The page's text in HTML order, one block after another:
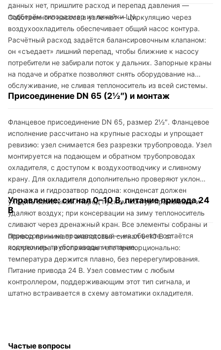
данных нет, пришлите расход и перепад давления —
подберём типоразмер из линейки LN.
Собственного насоса в узле нет — циркуляцию через
воздухоохладитель обеспечивает общий насос контура.
Расчётный расход задаётся балансировочным клапаном:
он «съедает» лишний перепад, чтобы ближние к насосу
потребители не забирали поток у дальних. Запорные краны
на подаче и обратке позволяют снять оборудование на
обслуживание, не сливая теплоноситель из всей системы.
Присоединение DN 65 (2½″) и монтаж
Фланцевое присоединение DN 65, размер 2½″. Фланцевое
исполнение рассчитано на крупные расходы и упрощает
ревизию: узел снимается без разрезки трубопровода. Узел
монтируется на подающем и обратном трубопроводах
охладителя, с доступом к воздухоотводчику и сливному
крану. Для охладителя дополнительно проверяют уклон
дренажа и гидрозатвор поддона: конденсат должен
уходить самотёком. Перед пуском контур промывают и
удаляют воздух; при консервации на зиму теплоноситель
сливают через дренажный кран. Все элементы собраны и
опрессованы на производстве — на объекте остаётся
подключить трубопроводы и питание.
Управление: сигнал 0–10 В, питание привода 24
В
Привод принимает аналоговый сигнал 0–10 В от
контроллера и отслеживает его пропорционально:
температура держится плавно, без перерегулирования.
Питание привода 24 В. Узел совместим с любым
контроллером, поддерживающим этот тип сигнала, и
штатно встраивается в схему автоматики охладителя.
Частые вопросы